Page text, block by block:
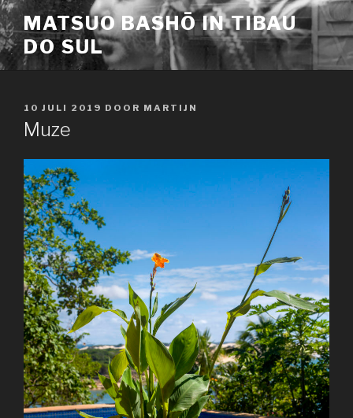
Naar
de
inhoud
springen
MATSUO BASHŌ IN TIBAU
DO SUL
GEPLAATST
OP
10 JULI 2019 DOOR MARTIJN
Muze